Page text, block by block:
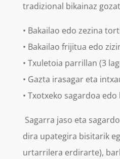
tradizional bikainaz
• Bakailao edo zezina
• Bakailao frijitua edo
• Txuletoia parrillan (3
• Gazta irasagar eta
• Txotxeko sagardoa
Sagarra jaso eta
dira upategira bisitarik
urtarrilera erdirarte),